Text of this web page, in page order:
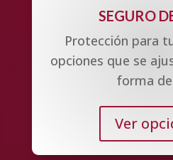
SEGURO
Protección para
opciones que se
forma
Ver